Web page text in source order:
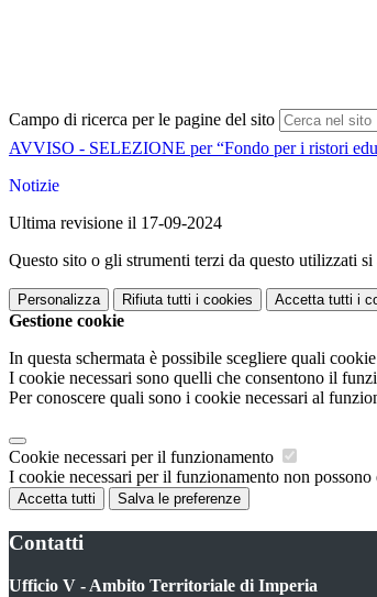
Campo di ricerca per le pagine del sito
AVVISO - SELEZIONE per “Fondo per i ristori
Notizie
Ultima revisione il 17-09-2024
Questo sito o gli strumenti terzi da questo utilizzati
Personalizza Rifiuta tutti i cookies Accetta tutti i
Gestione cookie
In questa schermata è possibile scegliere quali
I cookie necessari sono quelli che consentono il
Per conoscere quali sono i cookie necessari al
Cookie necessari per il funzionamento
I cookie necessari per il funzionamento non
Accetta tutti Salva le preferenze
Contatti
Ufficio V - Ambito Territoriale di Imperia